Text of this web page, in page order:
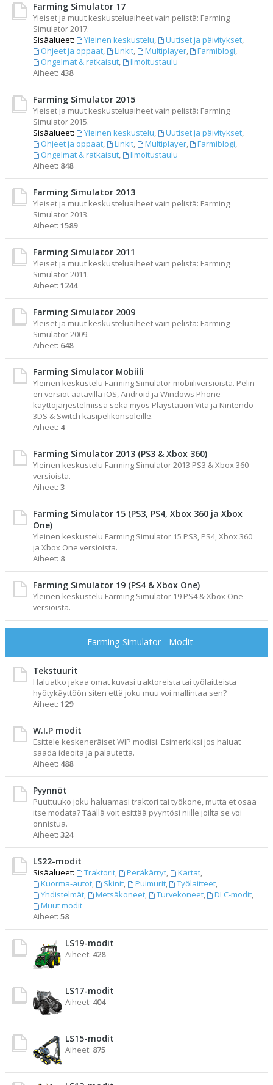
Farming Simulator 17
Yleiset ja muut keskusteluaiheet vain pelistä: Farming
Simulator 2017.
Sisäalueet:
Yleinen keskustelu, Uutiset ja päivitykset,
Ohjeet ja oppaat, Linkit, Multiplayer, Farmiblogi,
Ongelmat & ratkaisut,
Ilmoitustaulu
Aiheet: 438
Farming Simulator 2015
Yleiset ja muut keskusteluaiheet vain pelistä: Farming
Simulator 2015.
Sisäalueet:
Yleinen keskustelu, Uutiset ja päivitykset,
Ohjeet ja oppaat, Linkit, Multiplayer, Farmiblogi,
Ongelmat & ratkaisut,
Ilmoitustaulu
Aiheet: 848
Farming Simulator 2013
Yleiset ja muut keskusteluaiheet vain pelistä: Farming
Simulator 2013.
Aiheet: 1589
Farming Simulator 2011
Yleiset ja muut keskusteluaiheet vain pelistä: Farming
Simulator 2011.
Aiheet: 1244
Farming Simulator 2009
Yleiset ja muut keskusteluaiheet vain pelistä: Farming
Simulator 2009.
Aiheet: 648
Farming Simulator Mobiili
Yleinen keskustelu Farming Simulator mobiiliversioista. Pelin
eri versiot aatavilla iOS, Android ja Windows Phone
käyttöjärjestelmissä sekä myös Playstation Vita ja Nintendo
3DS & Switch käsipelikonsoleille.
Aiheet: 4
Farming Simulator 2013 (PS3 & Xbox 360)
Yleinen keskustelu Farming Simulator 2013 PS3 & Xbox 360
versioista.
Aiheet: 3
Farming Simulator 15 (PS3, PS4, Xbox 360 ja Xbox
One)
Yleinen keskustelu Farming Simulator 15 PS3, PS4, Xbox 360
ja Xbox One versioista.
Aiheet: 8
Farming Simulator 19 (PS4 & Xbox One)
Yleinen keskustelu Farming Simulator 19 PS4 & Xbox One
versioista.
Farming Simulator - Modit
Tekstuurit
Haluatko jakaa omat kuvasi traktoreista tai työlaitteista
hyötykäyttöön siten että joku muu voi mallintaa sen?
Aiheet: 129
W.I.P modit
Esittele keskeneräiset WIP modisi. Esimerkiksi jos haluat
saada ideoita ja palautetta.
Aiheet: 488
Pyynnöt
Puuttuuko joku haluamasi traktori tai työkone, mutta et osaa
itse modata? Täällä voit esittää pyyntösi niille joilta se voi
onnistua.
Aiheet: 324
LS22-modit
Sisäalueet: Traktorit, Peräkärryt, Kartat,
Kuorma-autot, Skinit, Puimurit, Työlaitteet,
Yhdistelmät, Metsäkoneet, Turvekoneet, DLC-modit,
Muut modit
Aiheet: 58
LS19-modit
Aiheet: 428
LS17-modit
Aiheet: 404
LS15-modit
Aiheet: 875